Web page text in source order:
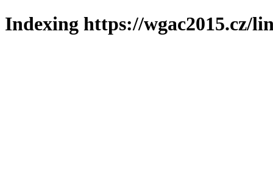
Indexing https://wgac2015.cz/